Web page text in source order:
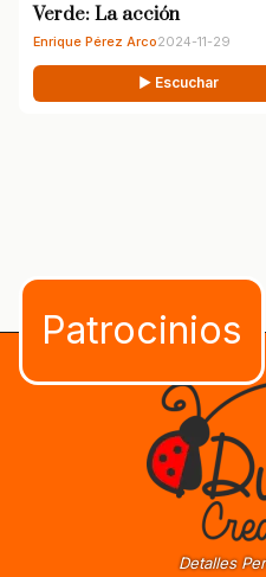
Verde: La acción
Enrique Pérez Arco2024-11-29
▶ Escuchar
Detalles